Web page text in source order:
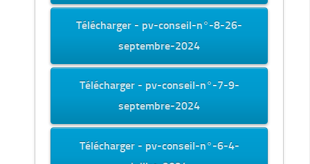
Télécharger - pv-conseil-n°-8-26-
septembre-2024
Télécharger - pv-conseil-n°-7-9-
septembre-2024
Télécharger - pv-conseil-n°-6-4-